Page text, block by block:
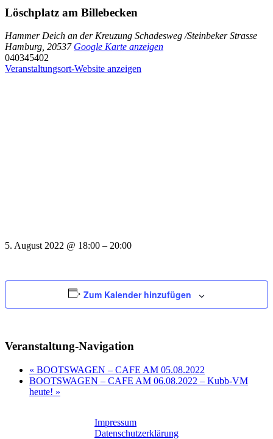
Löschplatz am Billebecken
Hammer Deich an der Kreuzung Schadesweg /Steinbeker Strasse
Hamburg 20537 Google Karte anzeigen
040345402
Veranstaltungsort-Website anzeigen
5. August 2022 @ 18:00 – 20:00
Zum Kalender hinzufügen
Veranstaltung-Navigation
« BOOTSWAGEN – CAFE AM 05.08.2022
BOOTSWAGEN – CAFE AM 06.08.2022 – Kubb-VM
heute! »
Impressum
Datenschutzerklärung